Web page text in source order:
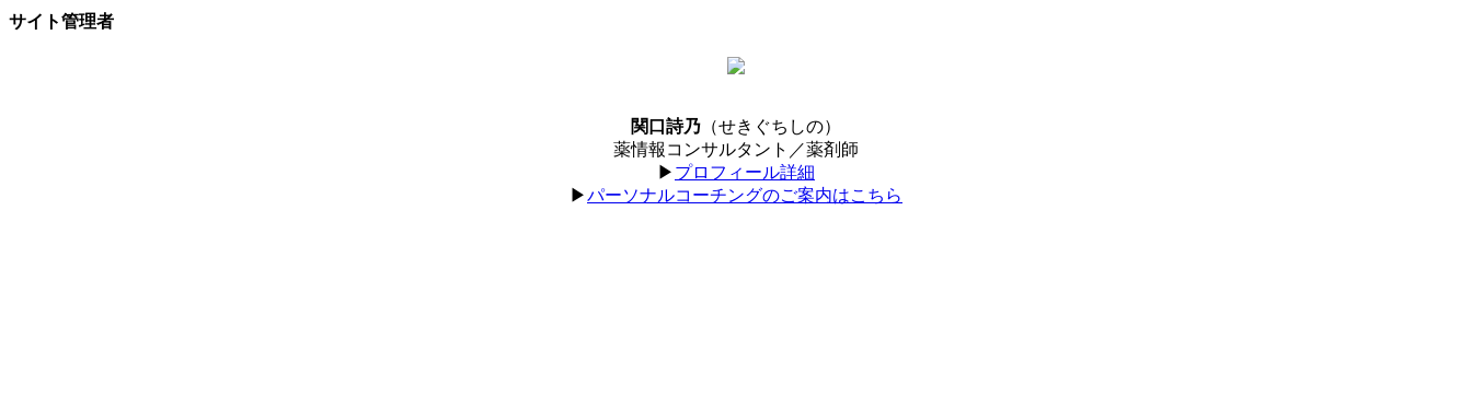
サイト管理者
関口詩乃 （せきぐちしの）
薬情報コンサルタント／薬剤師
▶︎ プロフィール詳細
▶︎パーソナルコーチングのご案内はこちら